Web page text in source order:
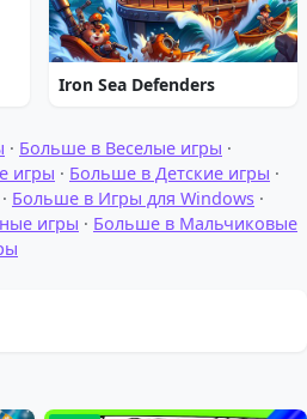
Iron Sea Defenders
· Больше в Веселые игры ·
игры · Больше в Детские игры ·
· Больше в Игры для Windows ·
игры · Больше в Мальчиковые